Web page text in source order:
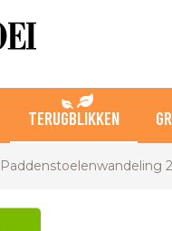
TERUGBLIKKEN
Paddenstoelenwandeling